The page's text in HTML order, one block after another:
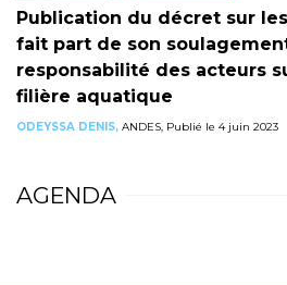
Publication du décret sur les
fait part de son
responsabilité des acteurs
filière aquatique
ODEYSSA DENIS, ANDES, Publié le 4 juin 2023
AGENDA